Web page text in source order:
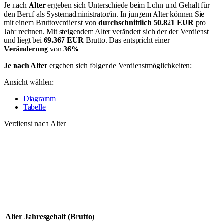
Je nach Alter ergeben sich Unterschiede beim Lohn und Gehalt für
den Beruf als Systemadministrator/in. In jungem Alter können Sie
mit einem Bruttoverdienst von durchschnittlich 50.821 EUR pro
Jahr rechnen. Mit steigendem Alter verändert sich der der Verdienst
und liegt bei 69.367 EUR Brutto. Das entspricht einer
Veränderung von 36%.
Je nach Alter ergeben sich folgende Verdienstmöglichkeiten:
Ansicht wählen:
Diagramm
Tabelle
Verdienst nach Alter
Alter Jahresgehalt (Brutto)